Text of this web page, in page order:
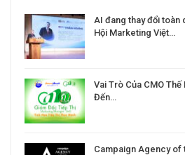
AI đang thay đổi toàn
Hội Marketing Việt…
Vai Trò Của CMO Thế
Đến…
Campaign Agency